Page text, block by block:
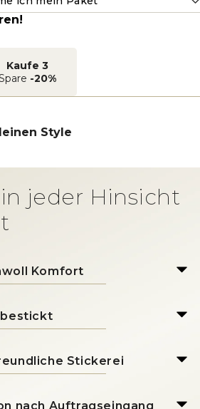
Kaufe 3
-20%
Style
jeder Hinsicht
Komfort
bestickt
Stickerei
nach Auftragseingang